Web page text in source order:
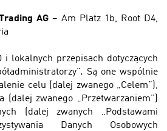
AG – Am Platz 1b, Root D4,
i lokalnych przepisach dotyczących
Są one wspólnie
celu (dalej zwanego „Celem”),
(dalej zwanego „Przetwarzaniem”)
(dalej zwanych „Podstawami
Danych Osobowych